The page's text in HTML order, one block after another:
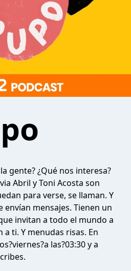
gente? ¿Qué nos interesa?
Abril y Toni Acosta son
para verse, se llaman. Y
envían mensajes. Tienen un
invitan a todo el mundo a
ti. Y menudas risas. En
las?03:30 y a